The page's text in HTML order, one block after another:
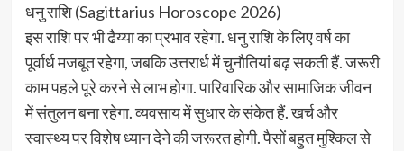
धनु राशि (Sagittarius Horoscope 2026)
इस राशि पर भी ढैय्या का प्रभाव रहेगा. धनु राशि के लिए वर्ष का
पूर्वार्ध मजबूत रहेगा, जबकि उत्तरार्ध में चुनौतियां बढ़ सकती हैं. जरूरी
काम पहले पूरे करने से लाभ होगा. पारिवारिक और सामाजिक जीवन
में संतुलन बना रहेगा. व्यवसाय में सुधार के संकेत हैं. खर्च और
स्वास्थ्य पर विशेष ध्यान देने की जरूरत होगी. पैसों बहुत मुश्किल से